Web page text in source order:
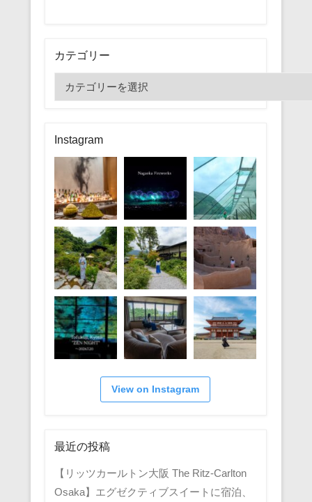
カテゴリー
テ
リ
ー
Instagram
View on Instagram
最近の投稿
【リッツカールトン大阪 The Ritz-Carlton
Osaka】エグゼクティブスイートに宿泊、